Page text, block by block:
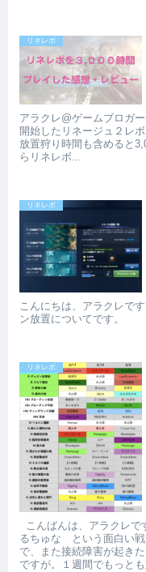
リネレボ
アラクレ@ゲームブロガ
開始したリネージュ２レ
放置狩り時間も含めると
らリネレボ...
リネレボ
こんにちは、アラクレで
ン放置についてです。
リネレボ
こんばんは、アラクレ
るちゅな という面白い戦
で、また接続障害が起き
ですが。１週間でもっと